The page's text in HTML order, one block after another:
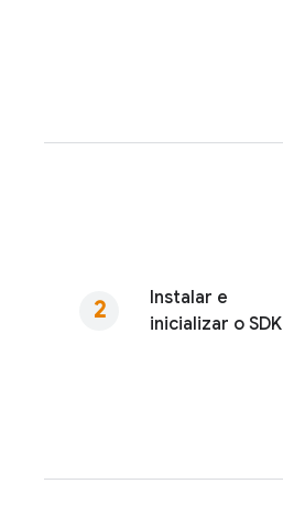
Instalar e
inicializar o SDK